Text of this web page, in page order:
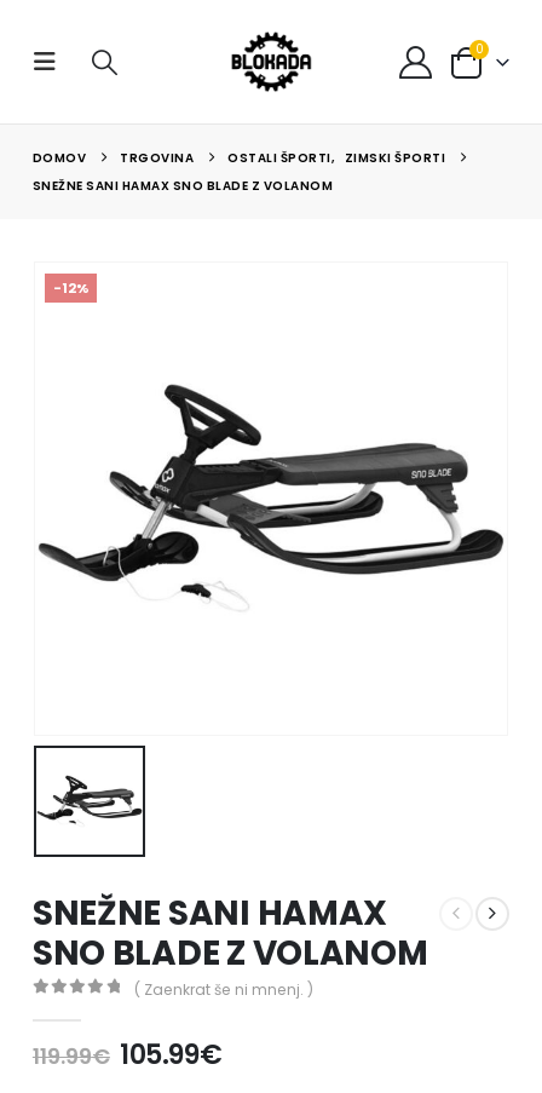
0
DOMOV TRGOVINA OSTALI ŠPORTI,
ZIMSKI ŠPORTI
SNEŽNE SANI HAMAX SNO BLADE Z VOLANOM
-12%
SNEŽNE SANI HAMAX
SNO BLADE Z VOLANOM
( Zaenkrat še ni mnenj. )
119.99€ 105.99€